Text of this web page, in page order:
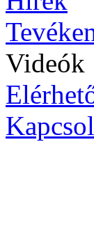
Videók